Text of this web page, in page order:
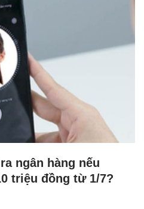
ngân hàng nếu
triệu đồng từ 1/7?